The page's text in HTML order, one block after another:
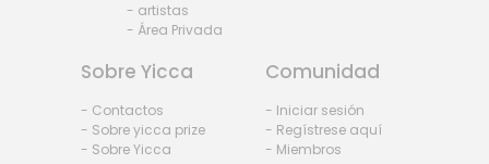
- artistas
- Área Privada
Sobre Yicca
- Contactos
- Sobre yicca prize
- Sobre Yicca
Comunidad
- Iniciar sesión
- Regístrese aquí
- Miembros